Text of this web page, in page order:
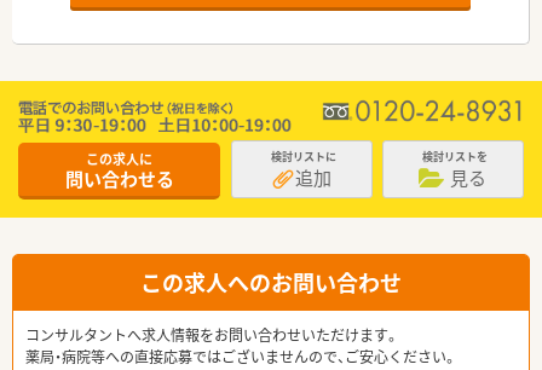
この求人に
問い合わせる
検討リストに
追加
検討リストを
見る
この求人へのお問い合わせ
コンサルタントへ求人情報をお問い合わせいただけます。
薬局・病院等への直接応募ではございませんので、ご安心ください。